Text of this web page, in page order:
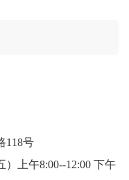
号
上午8:00--12:00 下午